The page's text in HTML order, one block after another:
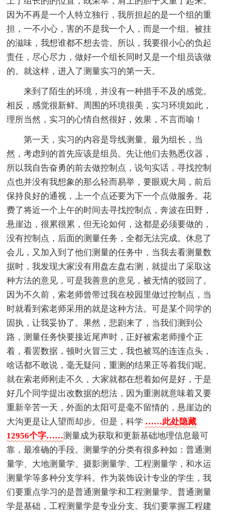
因为不再是一个人特立独行，我所担起的是一个组的重
担，一不小心，害的不是我一个人，而是一个组。被挂
的滋味，我想谁都不想去尝。所以，我要很小心的负起
责任，尽心尽力，做好一个组长同时又是一个组员该做
的。就这样，进入了测量实习的第一天。
来到了陌生的环境，并没有一种措手不及的感觉。
相反，感觉很新鲜。周围的环境很美，实习环境如此，
理所当然，实习的心情自然很好，效果，不言而喻！
第一天，实习的内容是导线测量。最为组长，当
然，考虑到的首先应该是组员。先让他们去熟悉仪器，
所以我自告奋勇的前去做控制点，说句实话，寻找控制
点也并没有我想象的那么轻而易举，要眼观大局，前后
保持良好的通视，上一个点还要为下一个点做服务。花
费了将近一个上午的时间去寻找控制点，奔波在田野，
悬崖边，很累很累，但无论如何，这都是必须要做的，
没有控制点，后面的测量任务，全都无法完成。休息了
会儿，又加入到了他们测量的任务中，当我去看测量数
据时，我发现大家没有用盘左盘右测，就提出了采取这
种方法的意见，可是我善意的意见，被无情的驳回了。
因为不久前，索老师曾带过我在校园里做过控制点，当
时就看到索老师采用的就是这种方法。可是某个同学的
固执，让我妥协了。果然，悲剧来了，当我们测到公
路，测量任务快要接近尾声时，正好被索老师撞个正
着，看罢数据，顿时火冒三丈，我也被骂的连连点头，
啥话都不敢说，毫无疑问，重测的结果正等着我们呢。
就在索老师刚走不久，大家就都在想着如何是好，于是
好几个同学提出改数据的想法，因为重测就意味着又要
重新辛苦一天，外面的太阳可是毫不留情的，悬崖边的
大沟更是让人望而却步。但是，科学 ……此处隐藏
12956个字……测量成为获取和更新基础地理信息最可
靠，最准确的手段。测量学的分类有很多种如：普通测
量学、大地测量学、摄影测量学、工程测量学，和水运
测量学等多种分支学科。作为装饰设计专业的学生，我
们要重点学习的是普通测量学和工程测量学。普通测量
学是基础，工程测量学是专业分支。我们要掌握工程建